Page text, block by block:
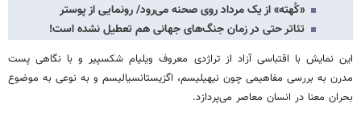
«کُهته» از یک مرداد روی صحنه می‌رود/ رونمایی از پوستر
تئاتر حتی در زمان جنگ‌های جهانی هم تعطیل نشده است!
این نمایش با اقتباسی آزاد از تراژدی معروف ویلیام شکسپیر و با نگاهی پست
مدرن به بررسی مفاهیمی چون نیهیلیسم، اگزیستانسیالیسم و به نوعی به موضوع
بحران معنا در انسان معاصر می‌پردازد.